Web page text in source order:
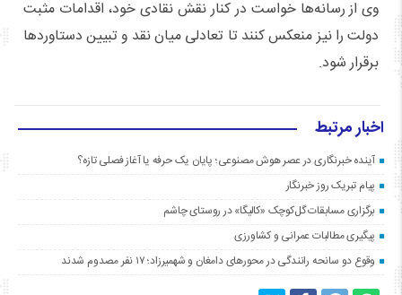
وی از رسانه‌ها خواست در کنار نقش نقادی خود، اقدامات مثبت
دولت را نیز منعکس کنند تا تعادلی میان نقد و تبیین دستاوردها
برقرار شود.
اخبار مرتبط
آینده خبرنگاری در عصر هوش مصنوعی؛ پایان یک حرفه یا آغاز فصلی تازه؟
پیام تبریک روز خبرنگار
برگزاری مسابقات گل‌کوچک «کالیگا» در روستای چاشم
پیگیری مطالبات عمرانی و کشاورزی
وقوع دو سانحه رانندگی در محورهای دامغان و شهمیرزاد؛ ۱۷ نفر مصدوم شدند